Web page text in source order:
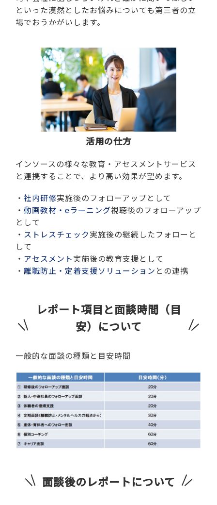
といった漠然としたお悩みについても第三者の立
場でおうかがいします。
活用の仕方
インソースの様々な教育・アセスメントサービス
と連携することで、より高い効果が望めます。
・ 社内研修実施後のフォローアップとして
・ 動画教材・eラーニング視聴後のフォローアップ
として
・ ストレスチェック実施後の継続したフォローと
して
・ アセスメント実施後の教育支援として
・ 離職防止・定着支援ソリューション との連携
レポート項目と面談時間（目
安）について
一般的な面談の種類と目安時間
面談後のレポートについて